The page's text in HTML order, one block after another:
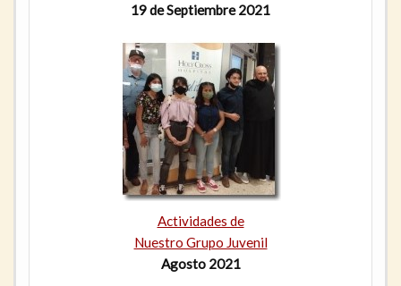
19 de Septiembre 2021
Actividades de
Nuestro Grupo Juvenil
Agosto 2021